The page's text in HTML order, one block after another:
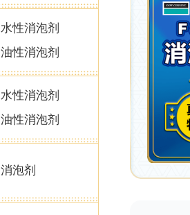
水性消泡剂
油性消泡剂
水性消泡剂
油性消泡剂
消泡剂